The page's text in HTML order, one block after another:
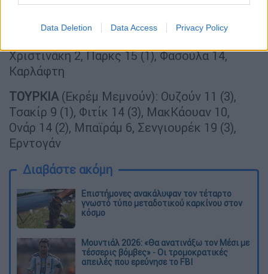
Data Deletion Data Access Privacy Policy
ΕΛΛΑΔΑ(Πέτρος Πρέκας): Κριμίλη 3 (1),
Μποσγανά, Παυλοπούλου 16 (2),
Χριστινάκη 2, Παρκς 15 (1), Φασούλα 14,
Καρλάφτη
ΤΟΥΡΚΙΑ(Εκρέμ Μεμνούν): Ουζούν 11 (3),
Τσακίρ 9 (1), Φιτίκ 14 (3), ΜακΚάουαν 10,
Ονάρ 14 (2), Μπαϊράμ 6, Σενγιουρέκ 19 (3),
Ερντογάν
Διαβάστε ακόμη
Επιστήμονες ανακάλυψαν τον τέταρτο
γνωστό τύπο μεταδοτικού καρκίνου στον
κόσμο
Μουντιάλ 2026: «Θα ανατινάξω τον Μέσι με
τέσσερις βόμβες» - Οι τρομοκρατικές
απειλές που ερεύνησε το FBI